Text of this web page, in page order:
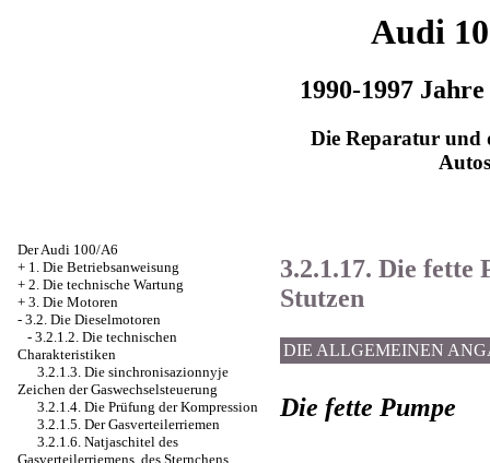
Audi
1990-1997
Die Reparatur und
Autos
Der Audi 100/A6
+ 1. Die Betriebsanweisung
+ 2. Die technische Wartung
+ 3. Die Motoren
- 3.2. Die Dieselmotoren
- 3.2.1.2. Die technischen
Charakteristiken
3.2.1.3. Die sinchronisazionnyje
Zeichen der Gaswechselsteuerung
3.2.1.4. Die Prüfung der Kompression
3.2.1.5. Der Gasverteilerriemen
3.2.1.6. Natjaschitel des
Gasverteilerriemens, des Sternchens
3.2.1.17. Die fette
Stutzen
DIE ALLGEMEINEN
Die fette Pumpe